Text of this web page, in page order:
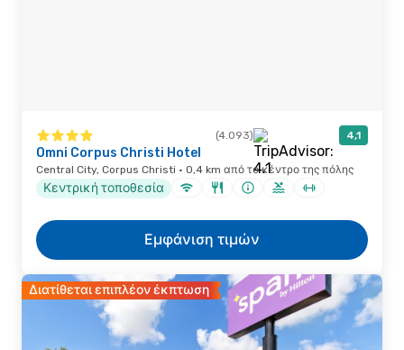
(4.093) 4,1
Omni Corpus Christi Hotel
Central City, Corpus Christi · 0,4 km από το κέντρο της πόλης
Κεντρική τοποθεσία
Εμφάνιση τιμών
Διατίθεται επιπλέον έκπτωση